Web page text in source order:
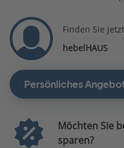
Finden Sie
hebelHAUS
Persönliches
Möchten Sie
sparen?